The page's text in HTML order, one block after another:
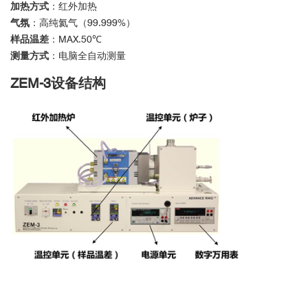
加热方式 ：红外加热
气氛 ：高纯氦气（99.999%）
样品温差 ：MAX.50℃
测量方式 ：电脑全自动测量
ZEM-3设备结构